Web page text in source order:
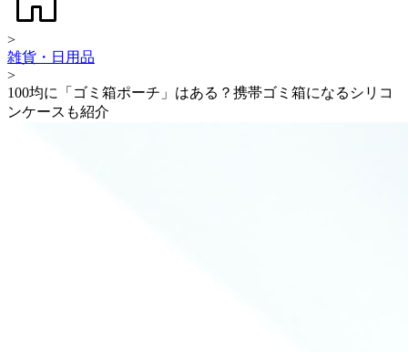
>
雑貨・日用品
>
100均に「ゴミ箱ポーチ」はある？携帯ゴミ箱になるシリコ
ンケースも紹介